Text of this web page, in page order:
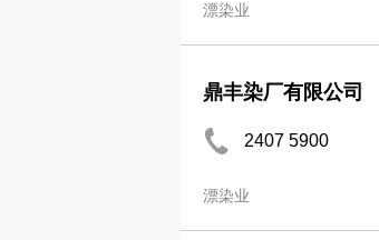
漂染业
鼎丰染厂有限公司
2407 5900
漂染业